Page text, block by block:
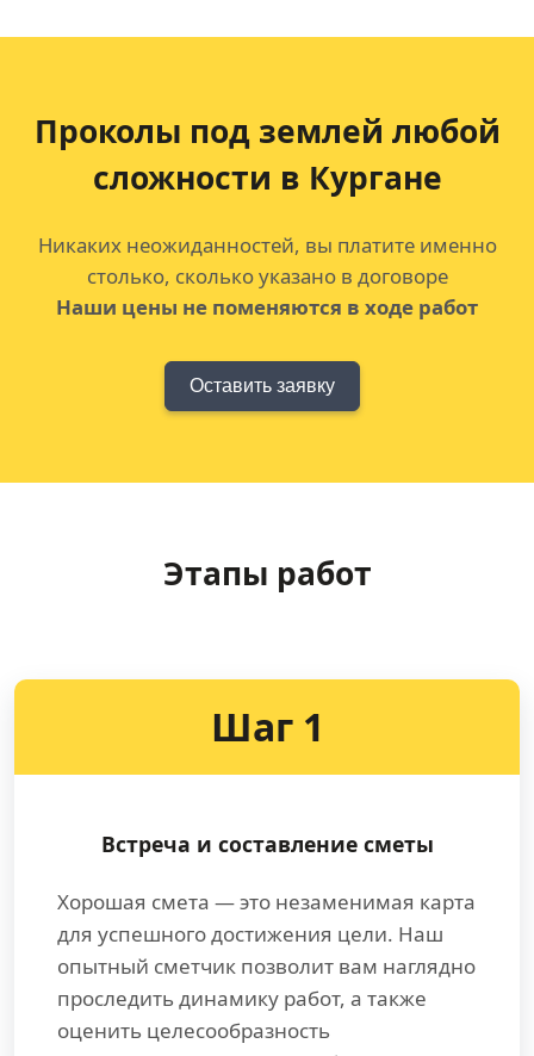
Проколы под землей любой
сложности в Кургане
Никаких неожиданностей, вы платите именно
столько, сколько указано в договоре
Наши цены не поменяются в ходе работ
Оставить заявку
Этапы работ
Шаг 1
Встреча и составление сметы
Хорошая смета — это незаменимая карта
для успешного достижения цели. Наш
опытный сметчик позволит вам наглядно
проследить динамику работ, а также
оценить целесообразность